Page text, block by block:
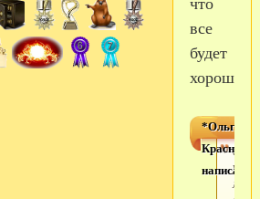
все
будет
хорошо!!!
*Ольга
у